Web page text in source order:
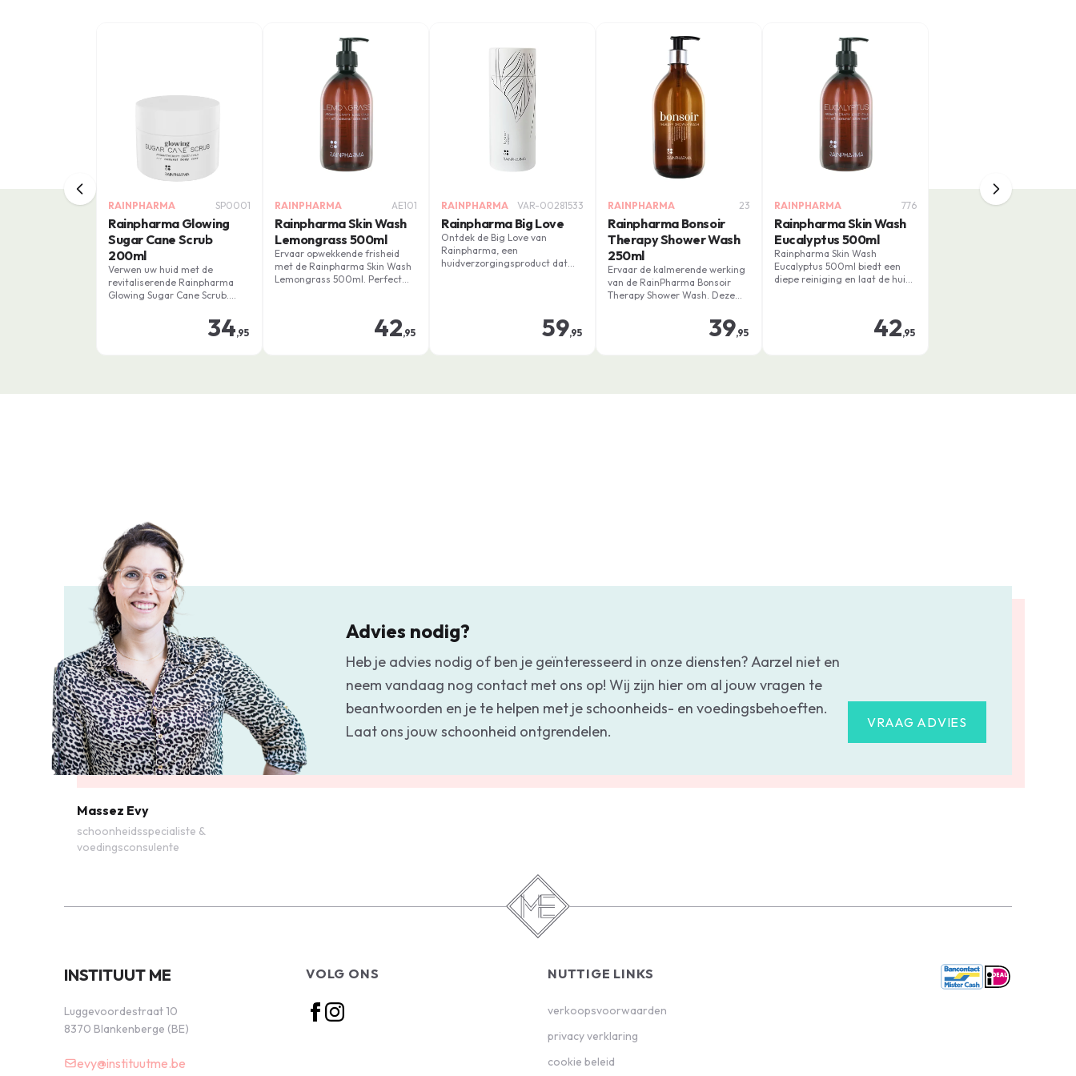
RAINPHARMA SP0001
Rainpharma Glowing
Sugar Cane Scrub
200ml
Verwen uw huid met de
revitaliserende Rainpharma
Glowing Sugar Cane Scrub.
scrub, verrijkt met etherische
oliën, laat uw huid stralend en
34,95
RAINPHARMA AE101
Rainpharma Skin Wash
Lemongrass 500ml
Ervaar opwekkende frisheid
met de Rainpharma Skin Wash
Lemongrass 500ml. Perfect
gezond en zuiver te houden.
42,95
RAINPHARMA VAR-00281533
Rainpharma Big Love
Ontdek de Big Love van
Rainpharma, een
huidverzorgingsproduct dat
59,95
RAINPHARMA 23
Rainpharma Bonsoir
Therapy Shower Wash
250ml
Ervaar de kalmerende werking
van de RainPharma Bonsoir
Therapy Shower Wash. Deze
ontwikkeld met Belgische39,95
RAINPHARMA 776
Rainpharma Skin Wash
Eucalyptus 500ml
Rainpharma Skin Wash
Eucalyptus 500ml biedt een
diepe reiniging en laat de huid
een verwennerij voor uw huid.
42,95
Advies nodig?
Heb je advies nodig of ben je geïnteresseerd in onze diensten? Aarzel niet en
neem vandaag nog contact met ons op! Wij zijn hier om al jouw vragen te
beantwoorden en je te helpen met je schoonheids- en voedingsbehoeften.
Laat ons jouw schoonheid ontgrendelen.
VRAAG ADVIES
Massez Evy
schoonheidsspecialiste &
voedingsconsulente
INSTITUUT ME
Luggevoordestraat 10
8370 Blankenberge (BE)
evy@instituutme.be
VOLG ONS NUTTIGE LINKS
verkoopsvoorwaarden
privacy verklaring
cookie beleid